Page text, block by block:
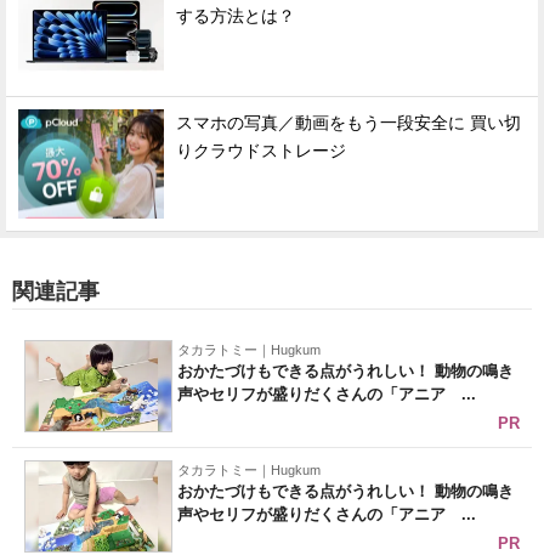
する方法とは？
スマホの写真／動画をもう一段安全に 買い切
りクラウドストレージ
関連記事
タカラトミー｜Hugkum
おかたづけもできる点がうれしい！ 動物の鳴き
声やセリフが盛りだくさんの「アニア ...
PR
タカラトミー｜Hugkum
おかたづけもできる点がうれしい！ 動物の鳴き
声やセリフが盛りだくさんの「アニア ...
PR